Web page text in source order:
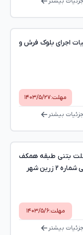
اجرای بلوک فرش و
مهلت:۱۴۰۳/۵/۲۷
جزئیات بیشتر
بتنی طبقه همکف
زرین شهر
مهلت:۱۴۰۳/۵/۶
جزئیات بیشتر